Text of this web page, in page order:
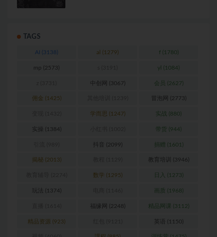
TAGS
AI (3138) al (1279) f(1780)
mp (2573) yl (1084)
中创网 (3067) 会员 (2627)
佣金 (1425) 冒泡网 (2773)
学而思 (1247) 实战 (880)
实操 (1384) 带货 (944)
抖音 (2099) (1601)
揭秘(2013) 教育培训 (3946)
数学 (1295) 日入 (1273)
玩法 (1374) 画质 (1968)
福缘网 (2248) 精品网课 (3112)
精品资源 (923) 英语 (1150)